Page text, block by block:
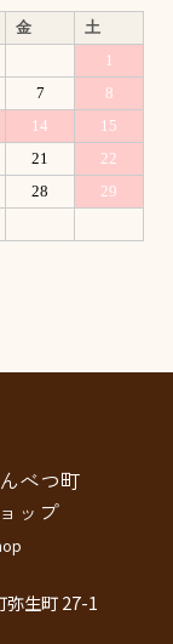
金
土
1
7
8
14
15
21
22
28
29
べつ町
ップ
弥生町 27-1